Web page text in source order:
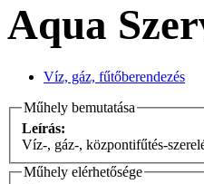
Aqua
Víz, gáz, fűtőberendezés
Műhely bemutatása
Leírás:
Víz-, gáz-, központifűtés-
Műhely elérhetősége